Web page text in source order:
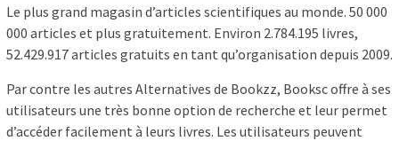
Le plus grand magasin d’articles scientifiques au monde. 50 000
000 articles et plus gratuitement. Environ 2.784.195 livres,
52.429.917 articles gratuits en tant qu’organisation depuis 2009.
Par contre les autres Alternatives de Bookzz, Booksc offre à ses
utilisateurs une très bonne option de recherche et leur permet
d’accéder facilement à leurs livres. Les utilisateurs peuvent